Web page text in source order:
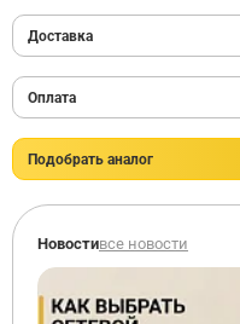
Доставка
Оплата
Подобрать аналог
Новостивсе новости